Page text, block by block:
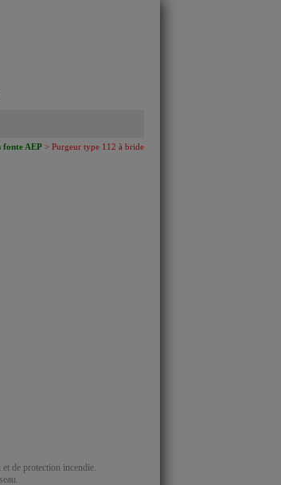
fonte AEP > Purgeur type 112 à bride
de protection incendie.